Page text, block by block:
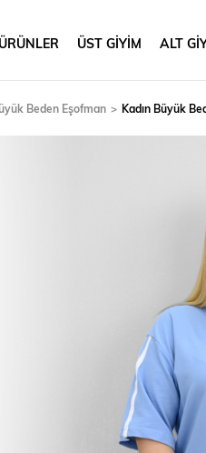
ÜST GİYİM ALT
Beden Eşofman Kadın Büyük